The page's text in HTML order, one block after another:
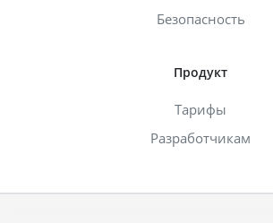
Безопасность
Продукт
Тарифы
Разработчикам